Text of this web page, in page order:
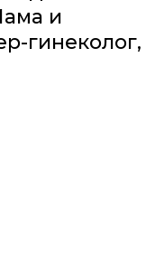
и
гинеколог,